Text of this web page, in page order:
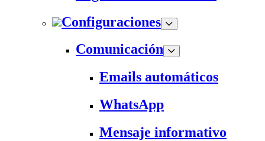
Configuraciones
Comunicación
Emails automáticos
WhatsApp
Mensaje informativo